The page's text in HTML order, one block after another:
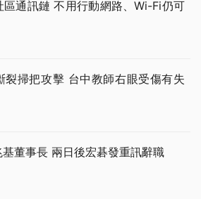
區通訊鏈 不用行動網路、Wi-Fi仍可
裂掃把攻擊 台中教師右眼受傷有失
董事長 兩日後宏碁發重訊辭職